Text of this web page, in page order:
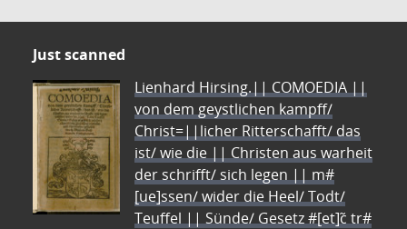
Just scanned
Lienhard Hirsing.|| COMOEDIA ||
von dem geystlichen kampff/
Christ=||licher Ritterschafft/ das
ist/ wie die || Christen aus warheit
der schrifft/ sich legen || m#
[ue]ssen/ wider die Heel/ Todt/
Teuffel || Sünde/ Gesetz #[et]c̃ tr#